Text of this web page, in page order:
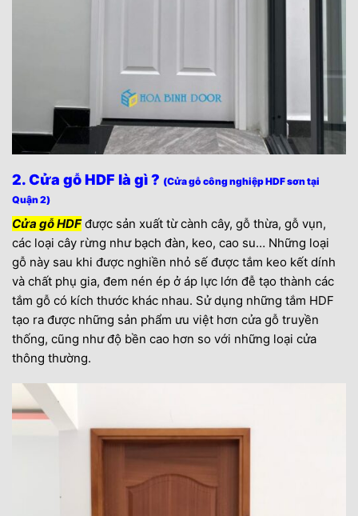
2. Cửa gỗ HDF là gì ? (Cửa gỗ công nghiệp HDF sơn tại
Quận 2)
Cửa gỗ HDFđược sản xuất từ cành cây, gỗ thừa, gỗ vụn,
các loại cây rừng như bạch đàn, keo, cao su… Những loại
gỗ này sau khi được nghiền nhỏ sế được tắm keo kết dính
và chất phụ gia, đem nén ép ở áp lực lớn đễ tạo thành các
tắm gỗ có kích thước khác nhau. Sử dụng những tắm HDF
tạo ra được những sản phẩm ưu việt hơn cửa gỗ truyền
thống, cũng như độ bền cao hơn so với những loại cửa
thông thường.